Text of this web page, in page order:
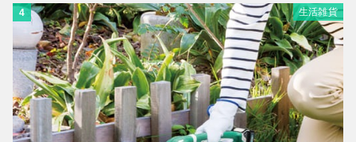
4 生活雑貨